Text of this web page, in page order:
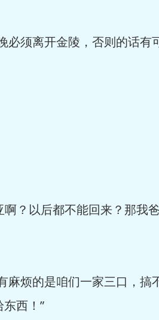
必须离开金陵，否则的话有
啊？以后都不能回来？那我
麻烦的是咱们一家三口，搞
西！”